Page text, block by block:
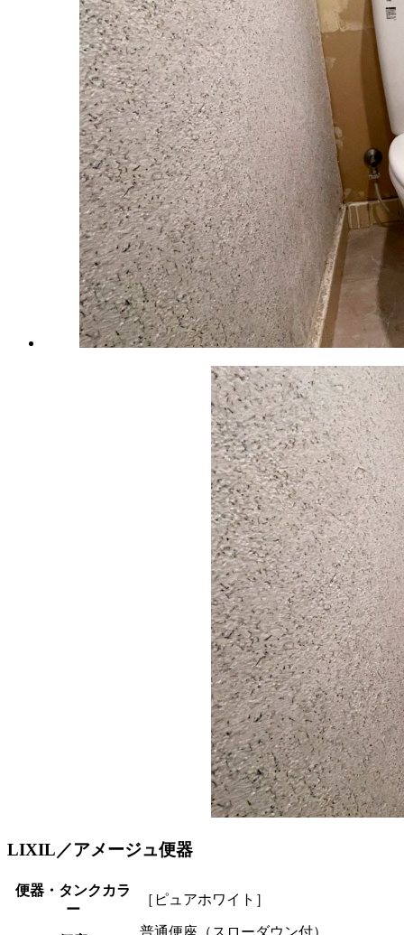
LIXIL／アメージュ便器
便器・タンクカラ
ー
［ピュアホワイト］
普通便座（スローダウン付）